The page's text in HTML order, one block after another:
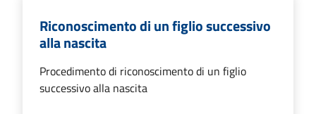
Riconoscimento di un figlio successivo
alla nascita
Procedimento di riconoscimento di un figlio
successivo alla nascita